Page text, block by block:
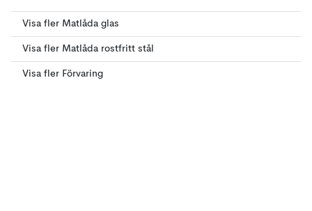
Visa fler Matlåda glas
Visa fler Matlåda rostfritt stål
Visa fler Förvaring